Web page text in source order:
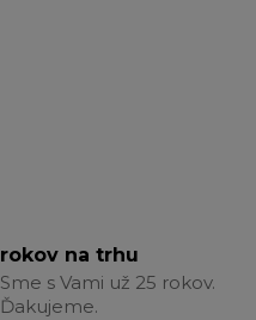
rokov na trhu
Sme s Vami už 25 rokov.
Ďakujeme.